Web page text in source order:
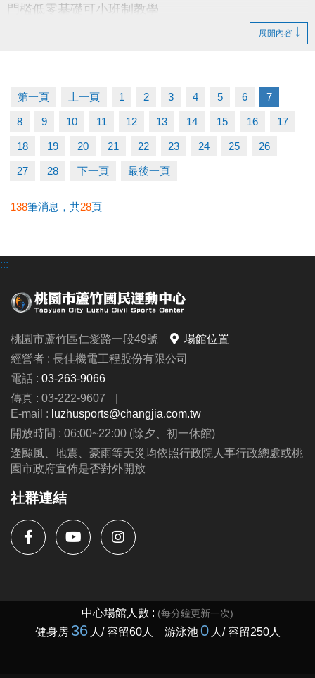
門檻低零基礎可小班制教學
◆課程費用｜$3,500／期（一期7堂）
◆上課地點｜蘆竹運動中心
◆名額有限｜額滿為止
使用APP報名時，請先進入「羽球課程」頁面，
【 報名優惠 】
報名同門3、4月期課程享9折優惠（限臨櫃報名）
——— ◎ 注意事項 ◎ ———
(一) 9折優惠限臨櫃報名。
(二) 課程費用：$3,500／期，一期7堂。
(三) 請穿著運動服裝、鞋底乾淨之運動鞋，並攜帶水
壺、毛巾及課程相關用具。
(四) 欲轉班者請至櫃檯辦理，每人僅限辦理乙次。
(五) 活動場內禁止飲食（除運動飲料及水）。
(七) 主辦單位保有延期舉辦活動、調整場地及最終釋
疑等權利。
(八) 如有未盡事宜，依現場告示為主。
展開內容
第一頁 上一頁 1 2 3 4 5 6 7
8 9 10 11 12 13 14 15 16 17
18 19 20 21 22 23 24 25 26
27 28 下一頁 最後一頁
138筆消息，共28頁
:::
桃園市蘆竹區仁愛路一段49號
場館位置
經營者 : 長佳機電工程股份有限公司
電話 : 03-263-9066
傳真 : 03-222-9607
|
E-mail : luzhusports@changjia.com.tw
開放時間 : 06:00~22:00 (除夕、初一休館)
逢颱風、地震、豪雨等天災均依照行政院人事行政總處或桃
園市政府宣佈是否對外開放
社群連結